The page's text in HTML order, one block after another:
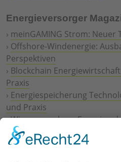
Energieversorger
› meinGAMING Strom: Neuer
› Offshore-Windenergie:
Perspektiven
› Blockchain
Praxis
› Energiespeicherung
und Praxis
›Wie erneuerbare Energien
Digitalisierung
Prozesse